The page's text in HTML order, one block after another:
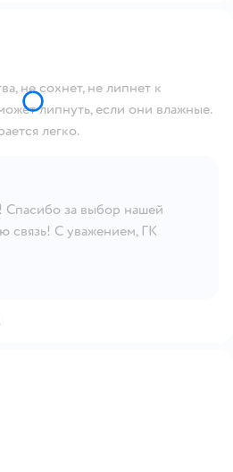
не сохнет, не липнет к
липнуть, если они влажные.
легко.
Спасибо за выбор нашей
связь! С уважением, ГК